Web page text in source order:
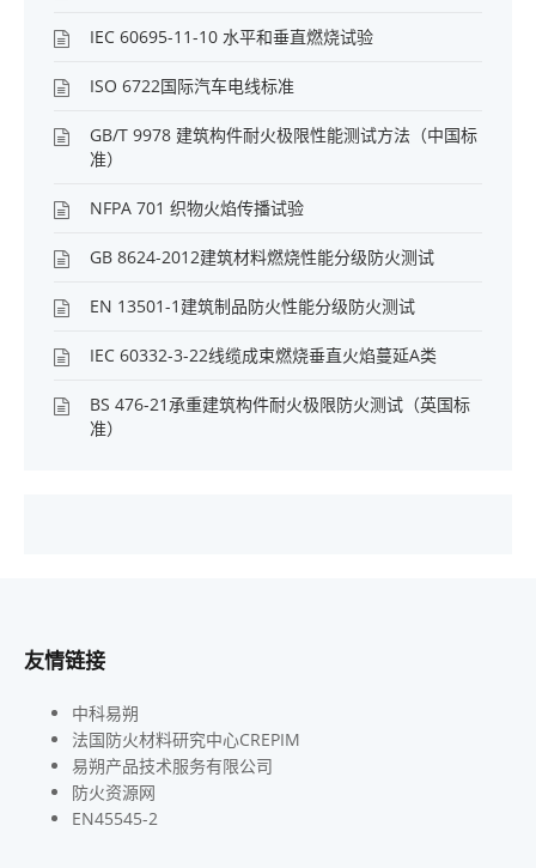
IEC 60695-11-10 水平和垂直燃烧试验
ISO 6722国际汽车电线标准
GB/T 9978 建筑构件耐火极限性能测试方法（中国标
准）
NFPA 701 织物火焰传播试验
GB 8624-2012建筑材料燃烧性能分级防火测试
EN 13501-1建筑制品防火性能分级防火测试
IEC 60332-3-22线缆成束燃烧垂直火焰蔓延A类
BS 476-21承重建筑构件耐火极限防火测试（英国标
准）
友情链接
中科易朔
法国防火材料研究中心CREPIM
易朔产品技术服务有限公司
防火资源网
EN45545-2